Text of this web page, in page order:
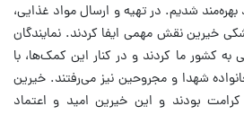
شدیم. در تهیه و ارسال مواد غذایی،
خیرین نقش مهمی ایفا کردند. نمایندگان
کشور ما کردند و در کنار این کمک‌ها، با
شهدا و مجروحین نیز می‌رفتند. خیرین
بودند و این خیرین امید و اعتماد